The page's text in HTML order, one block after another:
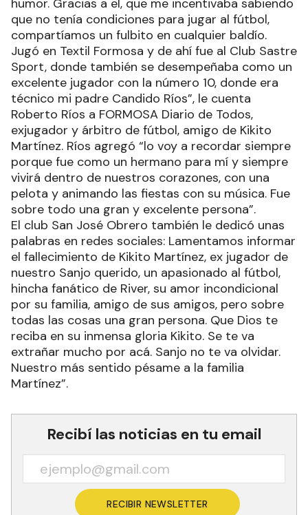
humor. Gracias a el, que me incentivaba sabiendo
que no tenía condiciones para jugar al fútbol,
compartíamos un fulbito en cualquier baldío.
Jugó en Textil Formosa y de ahí fue al Club Sastre
Sport, donde también se desempeñaba como un
excelente jugador con la número 10, donde era
técnico mi padre Candido Ríos”, le cuenta
Roberto Ríos a FORMOSA Diario de Todos,
exjugador y árbitro de fútbol, amigo de Kikito
Martínez. Ríos agregó “lo voy a recordar siempre
porque fue como un hermano para mí y siempre
vivirá dentro de nuestros corazones, con una
pelota y animando las fiestas con su música. Fue
sobre todo una gran y excelente persona”.
El club San José Obrero también le dedicó unas
palabras en redes sociales: Lamentamos informar
el fallecimiento de Kikito Martínez, ex jugador de
nuestro Sanjo querido, un apasionado al fútbol,
hincha fanático de River, su amor incondicional
por su familia, amigo de sus amigos, pero sobre
todas las cosas una gran persona. Que Dios te
reciba en su inmensa gloria Kikito. Se te va
extrañar mucho por acá. Sanjo no te va olvidar.
Nuestro más sentido pésame a la familia
Martínez”.
Recibí las noticias en tu email
RECIBIR NEWSLETTER